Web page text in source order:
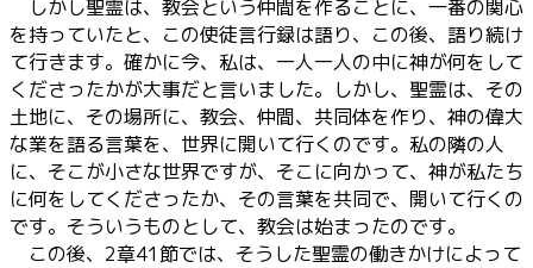
しかし聖霊は、教会という仲間を作ることに、一番の関心
を持っていたと、この使徒言行録は語り、この後、語り続け
て行きます。確かに今、私は、一人一人の中に神が何をして
くださったかが大事だと言いました。しかし、聖霊は、その
土地に、その場所に、教会、仲間、共同体を作り、神の偉大
な業を語る言葉を、世界に開いて行くのです。私の隣の人
に、そこが小さな世界ですが、そこに向かって、神が私たち
に何をしてくださったか、その言葉を共同で、開いて行くの
です。そういうものとして、教会は始まったのです。
この後、2章41節では、そうした聖霊の働きかけによって